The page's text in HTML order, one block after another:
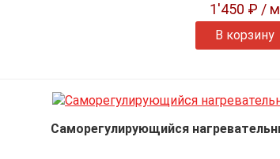
1'450 ₽ / м
В корзину
Саморегулирующийся